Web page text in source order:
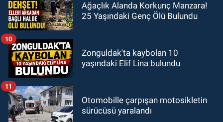
Ağaçlık Alanda Korkunç Manzara!
25 Yaşındaki Genç Ölü Bulundu
Zonguldak'ta kaybolan 10
yaşındaki Elif Lina bulundu
10
Otomobille çarpışan motosikletin
sürücüsü yaralandı
11